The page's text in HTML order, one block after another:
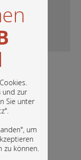
und zur
Sie unter
".
um
zu können.
digitalen